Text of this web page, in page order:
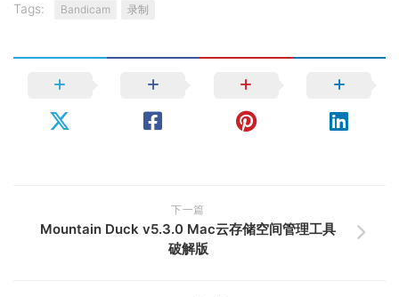
Tags: Bandicam 录制
下一篇
Mountain Duck v5.3.0 Mac云存储空间管理工具
破解版